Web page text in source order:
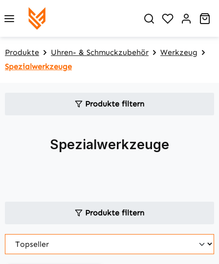
Zum Hauptinhalt springen
Du hast 0
Produkte Uhren- & Schmuckzubehör
Werkzeug
Spezialwerkzeuge
Produkte filtern
Spezialwerkzeuge
Produkte filtern